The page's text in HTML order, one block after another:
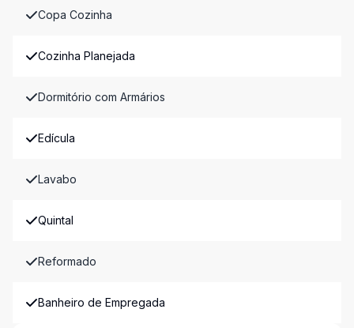
Copa Cozinha
Cozinha Planejada
Dormitório com Armários
Edícula
Lavabo
Quintal
Reformado
Banheiro de Empregada